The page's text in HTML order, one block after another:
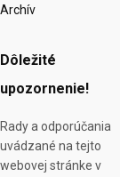
Archív
Dôležité
upozornenie!
Rady a odporúčania
uvádzané na tejto
webovej stránke v